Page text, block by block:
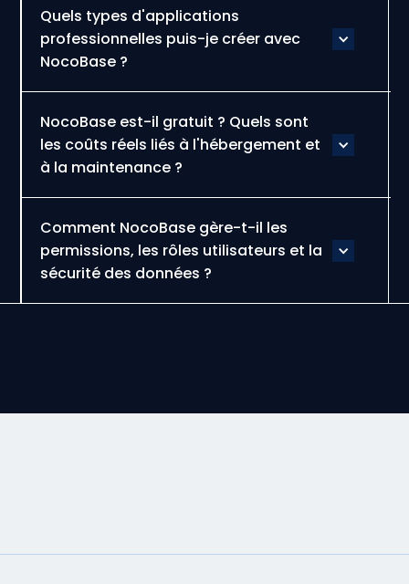
Quels types d'applications
professionnelles puis-je créer avec
NocoBase ?
NocoBase est-il gratuit ? Quels sont
les coûts réels liés à l'hébergement et
à la maintenance ?
Comment NocoBase gère-t-il les
permissions, les rôles utilisateurs et la
sécurité des données ?